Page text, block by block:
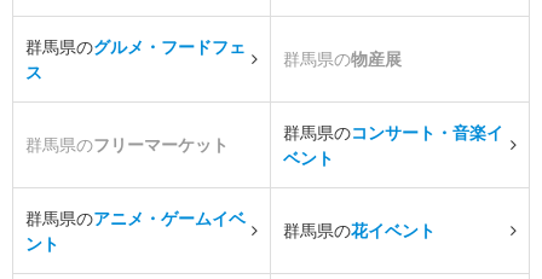
群馬県のグルメ・フードフェ
ス
群馬県の物産展
群馬県のフリーマーケット
群馬県のコンサート・音楽イ
ベント
群馬県のアニメ・ゲームイベ
ント
群馬県の花イベント